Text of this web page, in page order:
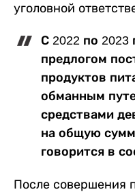
уголовной
С 2022 по
предлогом
продуктов
обманным
средствами
на общую
говорится в
После совершения